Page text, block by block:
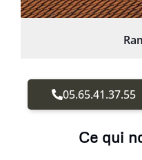
05.65.41.37.55
Ce qui